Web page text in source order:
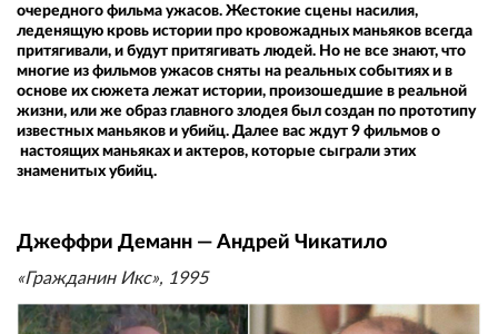
очередного фильма ужасов. Жестокие сцены насилия,
леденящую кровь истории про кровожадных маньяков всегда
притягивали, и будут притягивать людей. Но не все знают, что
многие из фильмов ужасов сняты на реальных событиях и в
основе их сюжета лежат истории, произошедшие в реальной
жизни, или же образ главного злодея был создан по прототипу
известных маньяков и убийц. Далее вас ждут 9 фильмов о
настоящих маньяках и актеров, которые сыграли этих
знаменитых убийц.
Джеффри Деманн — Андрей Чикатило
«Гражданин Икс», 1995